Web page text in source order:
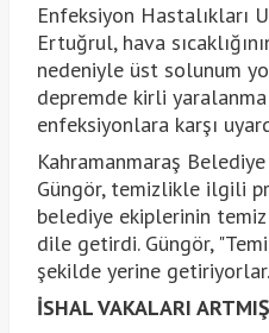
Enfeksiyon Hastalıkları
Ertuğrul, hava
nedeniyle üst solunum
depremde kirli
enfeksiyonlara karşı
Kahramanmaraş
Güngör, temizlikle ilgili
belediye ekiplerinin
dile getirdi. Güngör,
şekilde yerine
İSHAL VAKALARI